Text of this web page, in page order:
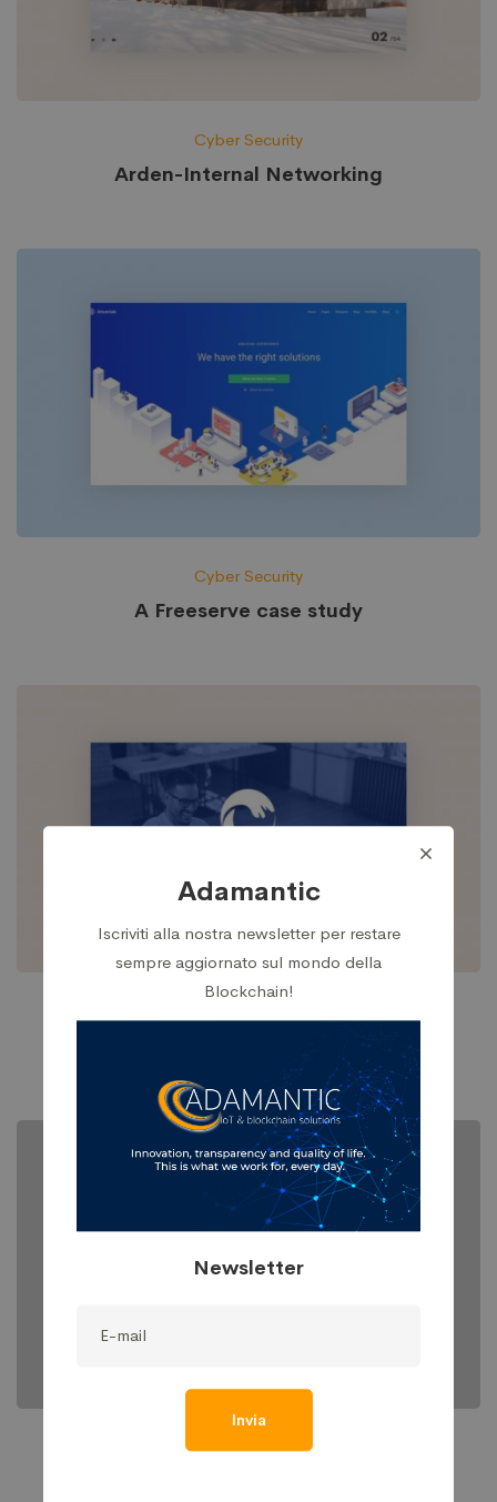
Cyber Security
Arden-Internal Networking
Cyber Security
A Freeserve case study
Aqua – Research and Energy
IT consultancy
Adamantic
Iscriviti alla nostra newsletter per restare
sempre aggiornato sul mondo della
Blockchain!
Newsletter
Invia